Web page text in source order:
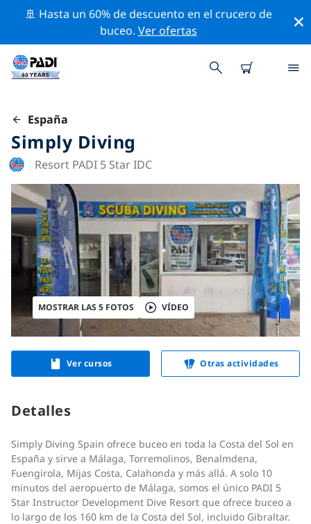
🚢 Hasta un 60% de descuento en el crucero de
buceo. Ver ofertas
España
Simply Diving
Resort PADI 5 Star IDC
MOSTRAR LAS 5 FOTOS VÍDEO
Ver cursos Otras actividades
Detalles
Simply Diving Spain ofrece buceo en toda la Costa del Sol en
España y sirve a Málaga, Torremolinos, Benalmdena,
Fuengirola, Mijas Costa, Calahonda y más allá. A solo 10
minutos del aeropuerto de Málaga, somos el único PADI 5
Star Instructor Development Dive Resort que ofrece buceo a
lo largo de los 160 km de la Costa del Sol, incluido Gibraltar.